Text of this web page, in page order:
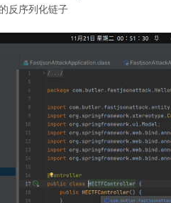
反序列化链子